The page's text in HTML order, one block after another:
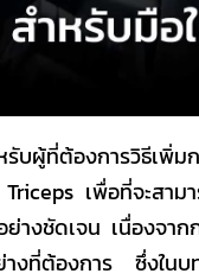
ผู้ที่ต้องการวิธีเพิ่ม
เพื่อที่จะสาม
ย่างชัดเจน เนื่องจา
างที่ต้องการ ซึ่งใน